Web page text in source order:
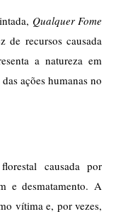
Qualquer Fome
de recursos causada
a natureza em
ações humanas no
causada por
e desmatamento. A
vítima e, por vezes,